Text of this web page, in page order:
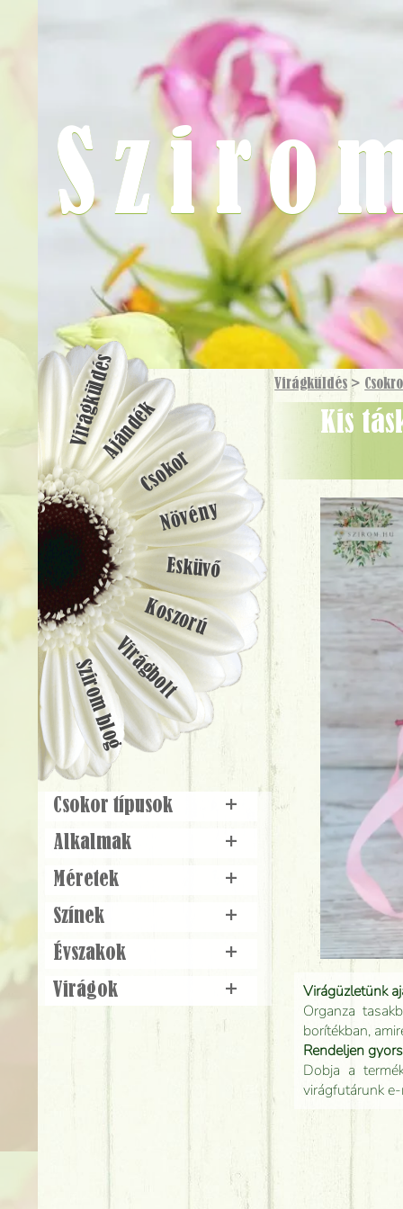
Virágküldés >
Kis táska csokor rózsaszín virágokkal, vörös rózsával, gipsz szívvel (6
Virágüzletünk
Organza
borítékban,
Rendeljen
Dobja a
virágfutárunk
VirágküldésAjándék
Csokor
Növény
Esküvő
Koszorú
Virágbolt
Szirom blog
Csokor típusok
+
Alkalmak
+
Méretek
+
Színek
+
Évszakok
+
Virágok
+